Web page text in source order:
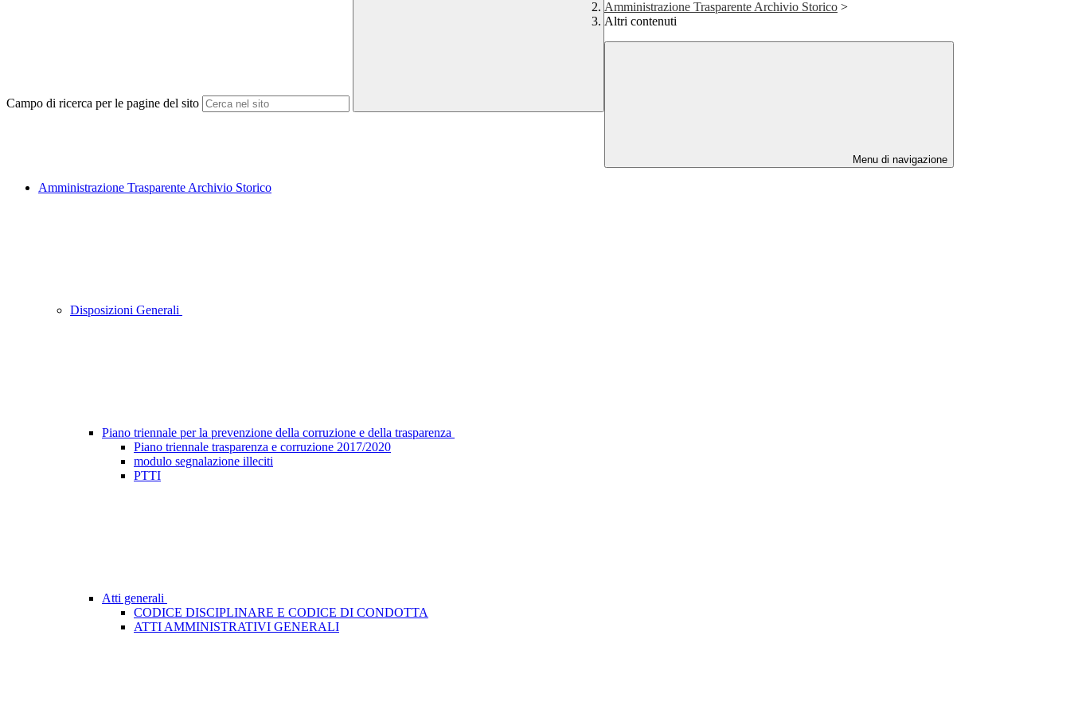
Campo di ricerca per le pagine del sito
Amministrazione Trasparente Archivio Storico >
Altri contenuti
Menu di navigazione
Amministrazione Trasparente Archivio Storico
Disposizioni Generali
Piano triennale per la prevenzione della corruzione e della trasparenza
Piano triennale trasparenza e corruzione 2017/2020
modulo segnalazione illeciti
PTTI
Atti generali
CODICE DISCIPLINARE E CODICE DI CONDOTTA
ATTI AMMINISTRATIVI GENERALI